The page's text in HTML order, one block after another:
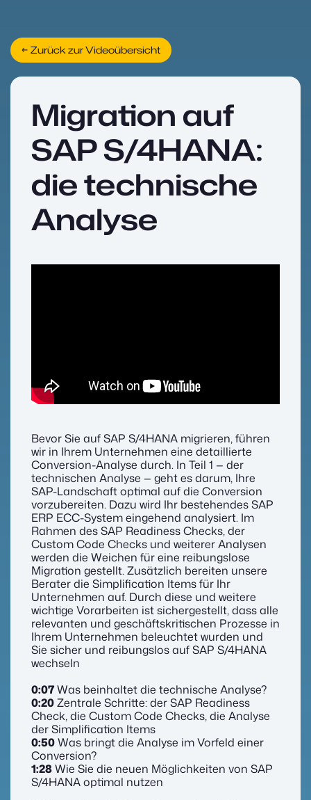
← Zurück zur Videoübersicht
Migration auf
SAP S/4HANA:
die technische
Analyse
Bevor Sie auf SAP S/4HANA migrieren, führen
wir in Ihrem Unternehmen eine detaillierte
Conversion-Analyse durch. In Teil 1 — der
technischen Analyse — geht es darum, Ihre
SAP-Landschaft optimal auf die Conversion
vorzubereiten. Dazu wird Ihr bestehendes SAP
ERP ECC-Sys­tem eingehend analysiert. Im
Rahmen des SAP Readiness Checks, der
Custom Code Checks und weiterer Analysen
werden die Weichen für eine reibungslose
Migration gestellt. Zusätzlich bereiten unsere
Berater die Simplification Items für Ihr
Unternehmen auf. Durch diese und weitere
wichtige Vorarbeiten ist sichergestellt, dass alle
relevanten und geschäftskritischen Prozesse in
Ihrem Unternehmen beleuchtet wurden und
Sie sicher und reibungslos auf SAP S/4HANA
wechseln
0:07Was beinhaltet die technische Analyse?
0:20Zentrale Schritte: der SAP Readiness
Check, die Custom Code Checks, die Analyse
der Simplification Items
0:50Was bringt die Analyse im Vorfeld einer
Conversion?
1:28Wie Sie die neuen Möglichkeiten von SAP
S/4HANA optimal nutzen